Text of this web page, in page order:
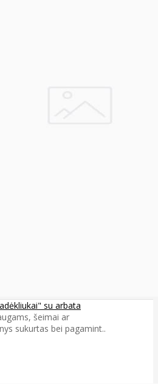
su arbata
šeimai ar
sukurtas bei pagamint..